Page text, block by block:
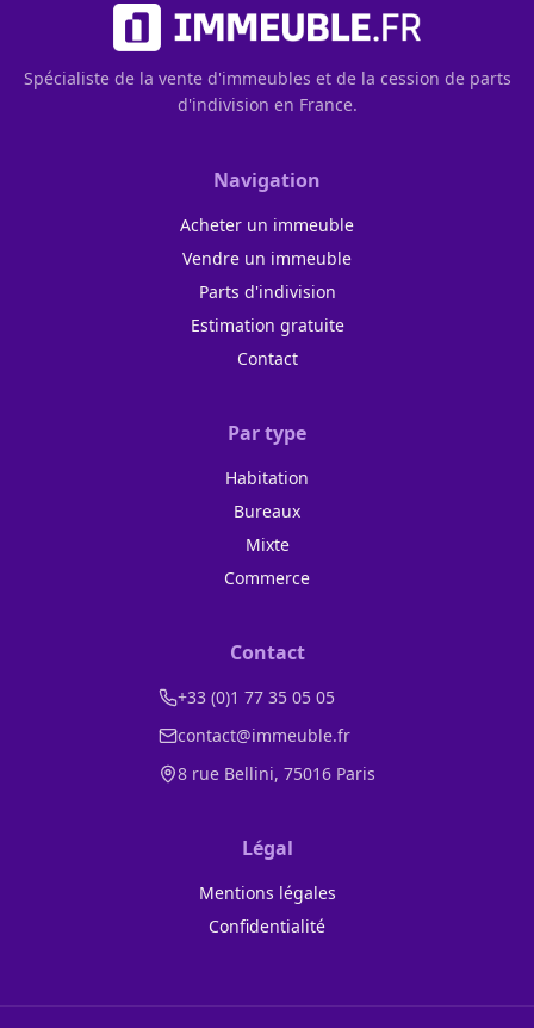
Spécialiste de la vente d'immeubles et de la cession de parts
d'indivision en France.
Navigation
Acheter un immeuble
Vendre un immeuble
Parts d'indivision
Estimation gratuite
Contact
Par type
Habitation
Bureaux
Mixte
Commerce
Contact
+33 (0)1 77 35 05 05
contact@immeuble.fr
8 rue Bellini, 75016 Paris
Légal
Mentions légales
Confidentialité